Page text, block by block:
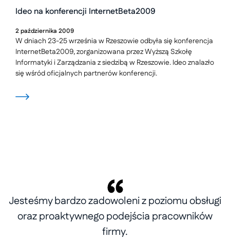
Ideo na konferencji InternetBeta2009
2października 2009
W dniach 23-25 września w Rzeszowie odbyła się konferencja
InternetBeta2009, zorganizowana przez Wyższą Szkołę
Informatyki i Zarządzania z siedzibą w Rzeszowie. Ideo znalazło
się wśród oficjalnych partnerów konferencji.
Jesteśmy bardzo zadowoleni z poziomu obsługi
oraz proaktywnego podejścia pracowników
firmy.